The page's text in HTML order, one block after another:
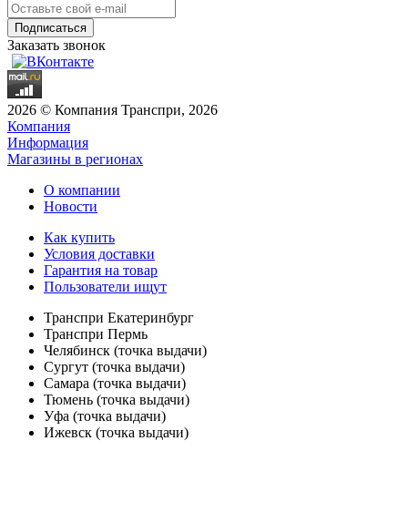
Заказать звонок
2026 © Компания Транспри, 2026
Компания
Информация
Магазины в регионах
О компании
Новости
Как купить
Условия доставки
Гарантия на товар
Пользователи ищут
Транспри Екатеринбург
Транспри Пермь
Челябинск (точка выдачи)
Сургут (точка выдачи)
Самара (точка выдачи)
Тюмень (точка выдачи)
Уфа (точка выдачи)
Ижевск (точка выдачи)